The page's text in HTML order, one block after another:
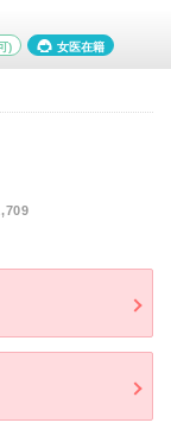
) 女医在籍